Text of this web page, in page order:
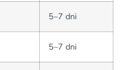
5–7 dni
5–7 dni